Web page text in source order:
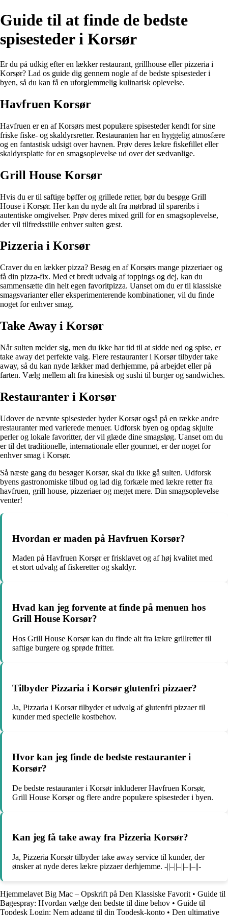
Guide til at finde de bedste
spisesteder i Korsør
Er du på udkig efter en lækker restaurant, grillhouse eller pizzeria i
Korsør? Lad os guide dig gennem nogle af de bedste spisesteder i
byen, så du kan få en uforglemmelig kulinarisk oplevelse.
Havfruen Korsør
Havfruen er en af Korsørs mest populære spisesteder kendt for sine
friske fiske- og skaldyrsretter. Restauranten har en hyggelig atmosfære
og en fantastisk udsigt over havnen. Prøv deres lækre fiskefillet eller
skaldyrsplatte for en smagsoplevelse ud over det sædvanlige.
Grill House Korsør
Hvis du er til saftige bøffer og grillede retter, bør du besøge Grill
House i Korsør. Her kan du nyde alt fra mørbrad til spareribs i
autentiske omgivelser. Prøv deres mixed grill for en smagsoplevelse,
der vil tilfredsstille enhver sulten gæst.
Pizzeria i Korsør
Craver du en lækker pizza? Besøg en af Korsørs mange pizzeriaer og
få din pizza-fix. Med et bredt udvalg af toppings og dej, kan du
sammensætte din helt egen favoritpizza. Uanset om du er til klassiske
smagsvarianter eller eksperimenterende kombinationer, vil du finde
noget for enhver smag.
Take Away i Korsør
Når sulten melder sig, men du ikke har tid til at sidde ned og spise, er
take away det perfekte valg. Flere restauranter i Korsør tilbyder take
away, så du kan nyde lækker mad derhjemme, på arbejdet eller på
farten. Vælg mellem alt fra kinesisk og sushi til burger og sandwiches.
Restauranter i Korsør
Udover de nævnte spisesteder byder Korsør også på en række andre
restauranter med varierede menuer. Udforsk byen og opdag skjulte
perler og lokale favoritter, der vil glæde dine smagsløg. Uanset om du
er til det traditionelle, internationale eller gourmet, er der noget for
enhver smag i Korsør.
Så næste gang du besøger Korsør, skal du ikke gå sulten. Udforsk
byens gastronomiske tilbud og lad dig forkæle med lækre retter fra
havfruen, grill house, pizzeriaer og meget mere. Din smagsoplevelse
venter!
Hvordan er maden på Havfruen Korsør?
Maden på Havfruen Korsør er frisklavet og af høj kvalitet med
et stort udvalg af fiskeretter og skaldyr.
Hvad kan jeg forvente at finde på menuen hos
Grill House Korsør?
Hos Grill House Korsør kan du finde alt fra lækre grillretter til
saftige burgere og sprøde fritter.
Tilbyder Pizzaria i Korsør glutenfri pizzaer?
Ja, Pizzaria i Korsør tilbyder et udvalg af glutenfri pizzaer til
kunder med specielle kostbehov.
Hvor kan jeg finde de bedste restauranter i
Korsør?
De bedste restauranter i Korsør inkluderer Havfruen Korsør,
Grill House Korsør og flere andre populære spisesteder i byen.
Kan jeg få take away fra Pizzeria Korsør?
Ja, Pizzeria Korsør tilbyder take away service til kunder, der
ønsker at nyde deres lækre pizzaer derhjemme. -||–||–||–||–||-
Hjemmelavet Big Mac – Opskrift på Den Klassiske Favorit • Guide til
Bagespray: Hvordan vælge den bedste til dine behov • Guide til
Topdesk Login: Nem adgang til din Topdesk-konto • Den ultimative